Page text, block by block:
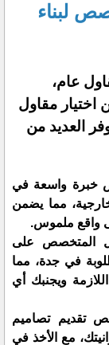
لبناء
عام،
اختيار مقاول
العديد من
خبرة واسعة في
مما يضمن
واقع ملموس.
المتخصص على
في جدة، مما
ويجنبك أي
تقديم تصاميم
مع الأخذ في